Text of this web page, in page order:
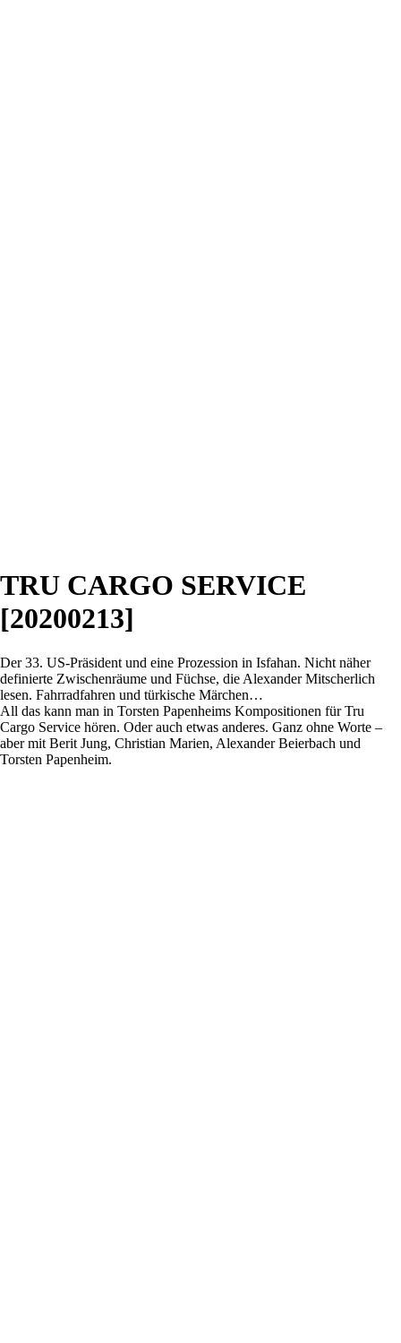
TRU CARGO SERVICE
[20200213]
Der 33. US-Präsident und eine Prozession in Isfahan. Nicht näher
definierte Zwischenräume und Füchse, die Alexander Mitscherlich
lesen. Fahrradfahren und türkische Märchen…
All das kann man in Torsten Papenheims Kompositionen für Tru
Cargo Service hören. Oder auch etwas anderes. Ganz ohne Worte –
aber mit Berit Jung, Christian Marien, Alexander Beierbach und
Torsten Papenheim.